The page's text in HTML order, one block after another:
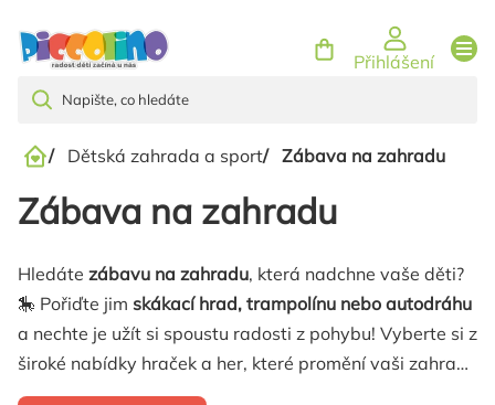
Přihlášení
Domů
/ Dětská zahrada a sport/ Zábava na zahradu
Zábava na zahradu
Hledáte zábavu na zahradu, která nadchne vaše děti?
🎠 Pořiďte jim skákací hrad, trampolínu nebo autodráhu
a nechte je užít si spoustu radosti z pohybu! Vyberte si z
široké nabídky hraček a her, které promění vaši zahradu
vdětský ráj plný dobrodružství!